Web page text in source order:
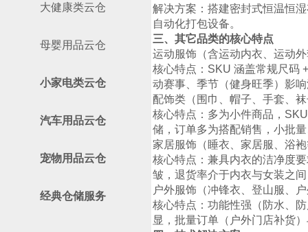
母婴用品云仓
小家电类云仓
汽车用品云仓
大健康类云仓
宠物用品云仓
经典仓储服务
解决方案：搭建密封式恒温恒
自动化打包设备。
三、其它品类的核心特点
运动服饰（含运动内衣、运动
核心特点：SKU 涵盖常规尺码
动赛事、季节（健身旺季）影
配饰类（围巾、帽子、手套、
核心特点：多为小件商品，
储，订单多为搭配销售，小批
家居服饰（睡衣、家居服、浴
核心特点：兼具内衣的洁净度
皱，退货率介于内衣与女装之
户外服饰（冲锋衣、登山服、
核心特点：功能性强（防水、
显，批量订单（户外门店补货